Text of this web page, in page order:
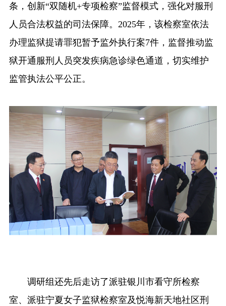
条，创新“双随机+专项检察”监督模式，强化对服刑
人员合法权益的司法保障。2025年，该检察室依法
办理监狱提请罪犯暂予监外执行案7件，监督推动监
狱开通服刑人员突发疾病急诊绿色通道，切实维护
监管执法公平公正。
调研组还先后走访了派驻银川市看守所检察
室、派驻宁夏女子监狱检察室及悦海新天地社区刑